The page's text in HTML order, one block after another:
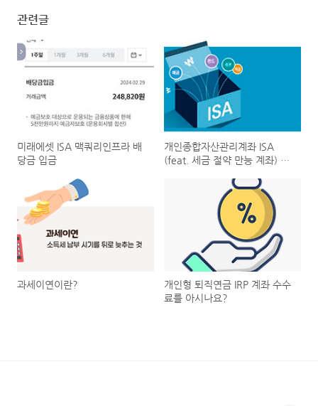
관련글
미래에셋 ISA 맥쿼리인프라 배
당금 입금
개인종합자산관리계좌 ISA
(feat. 세금 절약 만능 계좌) 가
과세이연이란?
개인형 퇴직연금 IRP 계좌 수수
료를 아시나요?